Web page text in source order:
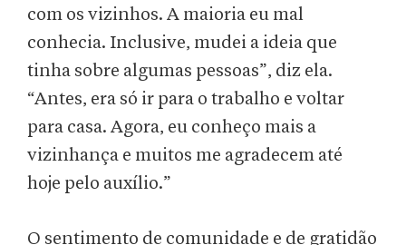
com os vizinhos. A maioria eu mal
conhecia. Inclusive, mudei a ideia que
tinha sobre algumas pessoas”, diz ela.
“Antes, era só ir para o trabalho e voltar
para casa. Agora, eu conheço mais a
vizinhança e muitos me agradecem até
hoje pelo auxílio.”
O sentimento de comunidade e de gratidão